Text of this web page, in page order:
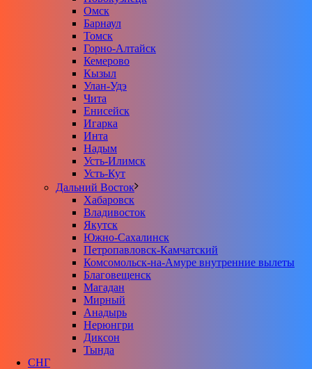
Омск
Барнаул
Томск
Горно-Алтайск
Кемерово
Кызыл
Улан-Удэ
Чита
Енисейск
Игарка
Инта
Надым
Усть-Илимск
Усть-Кут
Дальний Восток
Хабаровск
Владивосток
Якутск
Южно-Сахалинск
Петропавловск-Камчатский
Комсомольск-на-Амуре внутренние вылеты
Благовещенск
Магадан
Мирный
Анадырь
Нерюнгри
Диксон
Тында
СНГ